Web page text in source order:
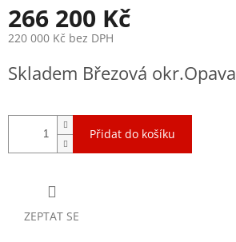
266 200 Kč
220 000 Kč bez DPH
cena:
Skladem Březová okr.Opava
Přidat do košíku
ZEPTAT SE